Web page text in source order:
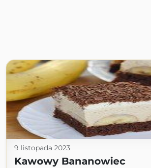
9 listopada 2023
Kawowy Bananowiec